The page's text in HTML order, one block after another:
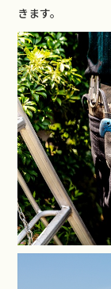
きます。